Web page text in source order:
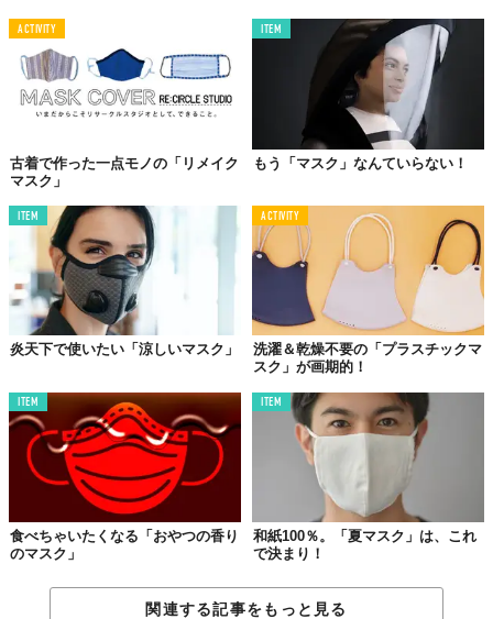
ACTIVITY
古着で作った一点モノの「リメイク
マスク」
ITEM
もう「マスク」なんていらない！
ITEM
炎天下で使いたい「涼しいマスク」
ACTIVITY
洗濯＆乾燥不要の「プラスチックマ
スク」が画期的！
ITEM
食べちゃいたくなる「おやつの香り
のマスク」
ITEM
和紙100％。「夏マスク」は、これ
で決まり！
関連する記事をもっと見る